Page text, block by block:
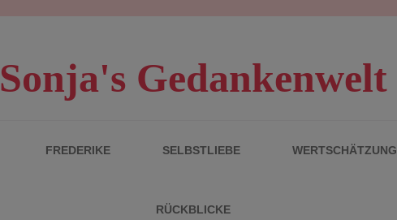
Sonja's Gedankenwelt
FREDERIKE SELBSTLIEBE WERTSCHÄTZUNG
RÜCKBLICKE